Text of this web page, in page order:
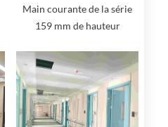
Main courante de la série
159 mm de hauteur